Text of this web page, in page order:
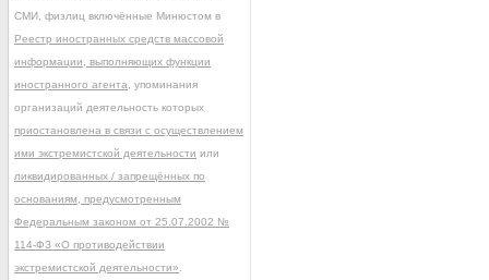
СМИ, физлиц включённые Минюстом в
Реестр иностранных средств массовой
информации, выполняющих функции
иностранного агента , упоминания
организаций деятельность которых
приостановлена в связи с осуществлением
ими экстремистской деятельности или
ликвидированных / запрещённых по
основаниям, предусмотренным
Федеральным законом от 25.07.2002 №
114-ФЗ «О противодействии
экстремистской деятельности»